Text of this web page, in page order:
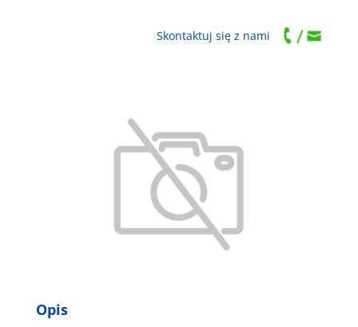
Skontaktuj się z nami
Opis